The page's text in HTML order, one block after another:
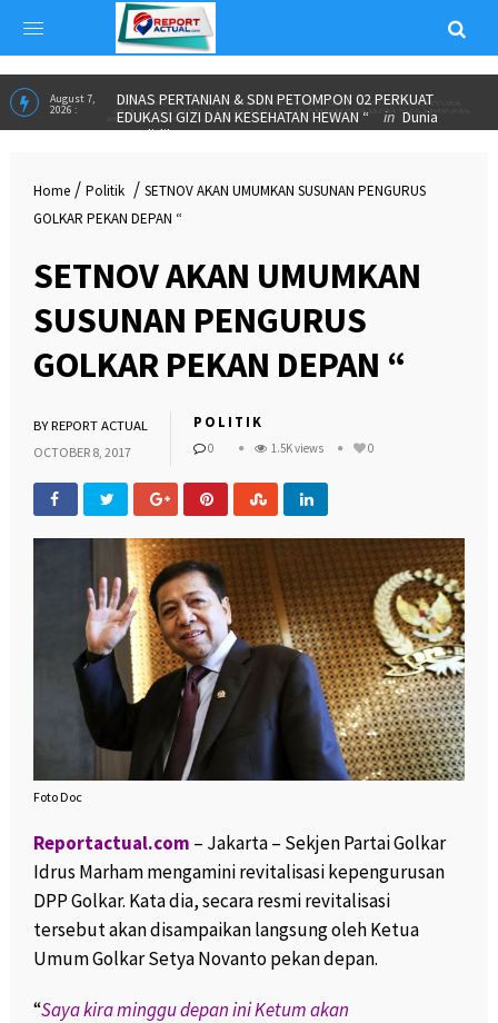
EDUKASI GIZI DAN KESEHATAN HEWAN “
Pendidikan
June 23,
2026 :
ALUMNI PARTNERSHIP MEETING 2026 JADI MOMENTUM
IKA SPs UNNES PERKUAT KOLABORASI DAN SALURKAN
BEASISWA”inINSPIRASI
Home / Politik / SETNOV AKAN UMUMKAN SUSUNAN PENGURUS
GOLKAR PEKAN DEPAN “
SETNOV AKAN UMUMKAN
SUSUNAN PENGURUS
GOLKAR PEKAN DEPAN “
BYREPORT ACTUAL
OCTOBER 8, 2017
POLITIK
0 1.5K views 0
Foto Doc
Reportactual.com – Jakarta – Sekjen Partai Golkar
Idrus Marham mengamini revitalisasi kepengurusan
DPP Golkar. Kata dia, secara resmi revitalisasi
tersebut akan disampaikan langsung oleh Ketua
Umum Golkar Setya Novanto pekan depan.
“Saya kira minggu depan ini Ketum akan